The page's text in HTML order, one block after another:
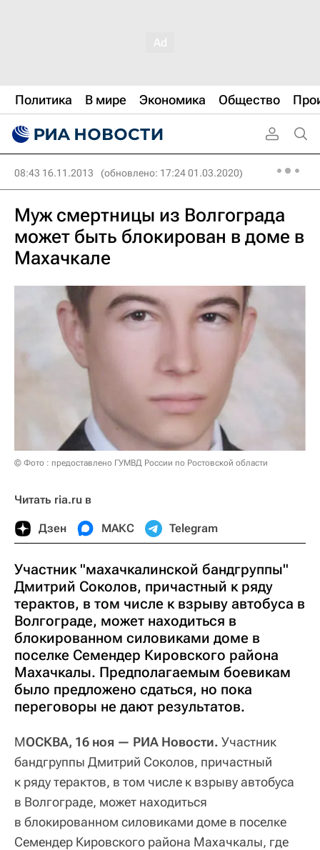
Политика В мире Экономика Общество
08:43 16.11.2013 (обновлено: 17:24 01.03.2020)
Муж смертницы из Волгограда
может быть блокирован в доме в
Махачкале
© Фото : предоставлено ГУМВД России по Ростовской области
Читать ria.ru в
Дзен МАКС Telegram
Участник "махачкалинской бандгруппы"
Дмитрий Соколов, причастный к ряду
терактов, в том числе к взрыву автобуса в
Волгограде, может находиться в
блокированном силовиками доме в
поселке Семендер Кировского района
Махачкалы. Предполагаемым боевикам
было предложено сдаться, но пока
переговоры не дают результатов.
МОСКВА, 16 ноя — РИА Новости. Участник
бандгруппы Дмитрий Соколов, причастный
к ряду терактов, в том числе к взрыву автобуса
в Волгограде, может находиться
в блокированном силовиками доме в поселке
Семендер Кировского района Махачкалы, где